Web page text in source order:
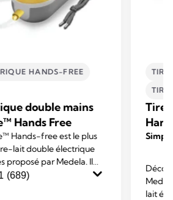
HANDS-FREE
double mains
Hands Free
Hands-free est le plus
lait double électrique
proposé par Medela. Il
permettre de mener vos
(689)
lait